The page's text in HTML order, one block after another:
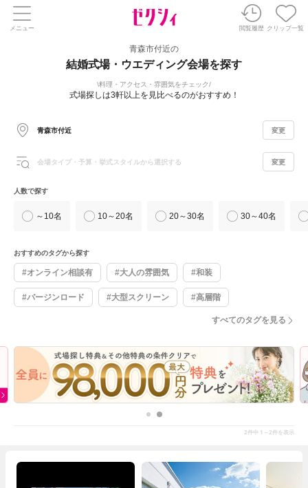
メニュー 閲覧履歴 クリップ一覧
青森市付近の
結婚式場・ウエディング会場を探す
料理・アクセス・雰囲気をチェック
式場探しは3軒以上を見比べるのがおすすめ！
青森市付近 変更
会場タイプ・予算・挙式スタイルから選択する 変更
人数で探す
～10名 10～20名 20～30名 30～40名
おすすめのタグから探す
#オンライン相談有 #大人の雰囲気 #和装
#バージンロード #大型スクリーン #高層階
すべてのタグを見る
2 件中 1～2 件を表示